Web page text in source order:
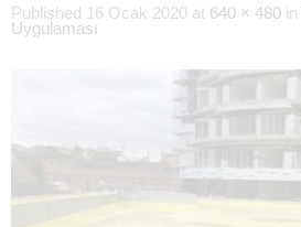
Published 16 Ocak 2020 at 640 × 480 in
Uygulaması